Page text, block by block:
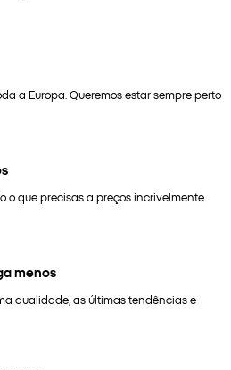
a Europa. Queremos estar sempre perto
o que precisas a preços incrivelmente
menos
qualidade, as últimas tendências e